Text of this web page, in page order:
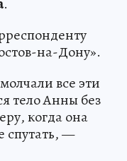
на-Дону».
все эти
тело Анны без
когда она
спутать, —